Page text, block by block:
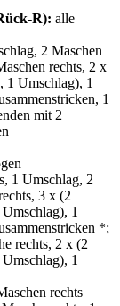
R): alle
2 Maschen
rechts, 2 х
1 Umschlag), 1
1
mit 2
1 Umschlag, 2
3 х (2
1
*;
rechts, 2 х (2
1
rechts